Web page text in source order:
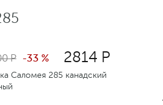
2814 Р
Р -33 %
Саломея 285 канадский